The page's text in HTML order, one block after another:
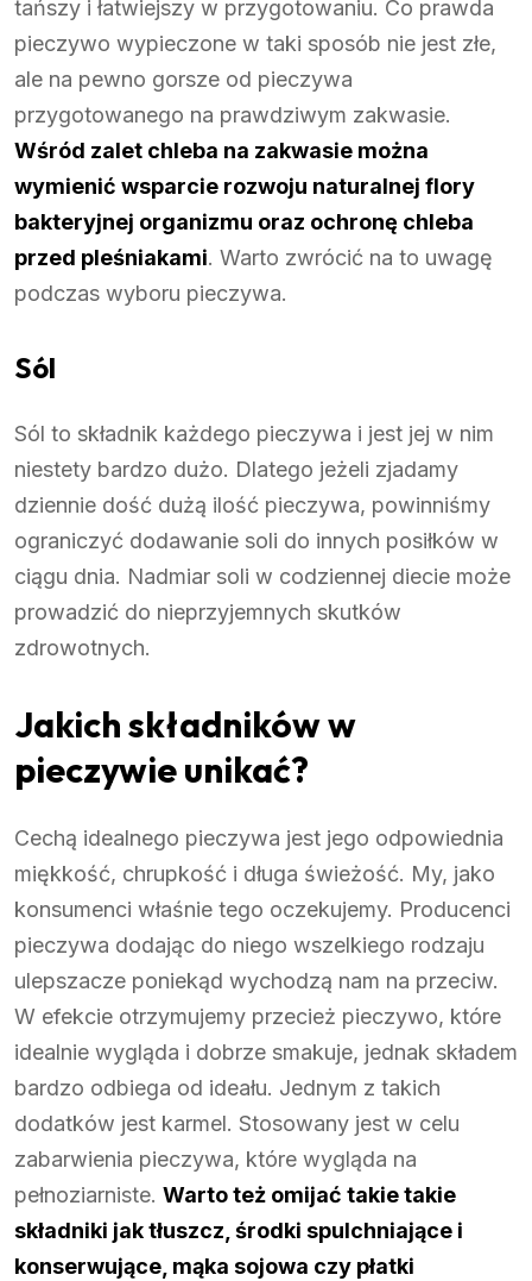
tańszy i łatwiejszy w przygotowaniu. Co prawda
pieczywo wypieczone w taki sposób nie jest złe,
ale na pewno gorsze od pieczywa
przygotowanego na prawdziwym zakwasie.
Wśród zalet chleba na zakwasie można
wymienić wsparcie rozwoju naturalnej flory
bakteryjnej organizmu oraz ochronę chleba
przed pleśniakami. Warto zwrócić na to uwagę
podczas wyboru pieczywa.
Sól
Sól to składnik każdego pieczywa i jest jej w nim
niestety bardzo dużo. Dlatego jeżeli zjadamy
dziennie dość dużą ilość pieczywa, powinniśmy
ograniczyć dodawanie soli do innych posiłków w
ciągu dnia. Nadmiar soli w codziennej diecie może
prowadzić do nieprzyjemnych skutków
zdrowotnych.
Jakich składników w
pieczywie unikać?
Cechą idealnego pieczywa jest jego odpowiednia
miękkość, chrupkość i długa świeżość. My, jako
konsumenci właśnie tego oczekujemy. Producenci
pieczywa dodając do niego wszelkiego rodzaju
ulepszacze poniekąd wychodzą nam na przeciw.
W efekcie otrzymujemy przecież pieczywo, które
idealnie wygląda i dobrze smakuje, jednak składem
bardzo odbiega od ideału. Jednym z takich
dodatków jest karmel. Stosowany jest w celu
zabarwienia pieczywa, które wygląda na
pełnoziarniste. Warto też omijać takie takie
składniki jak tłuszcz, środki spulchniające i
konserwujące, mąka sojowa czy płatki